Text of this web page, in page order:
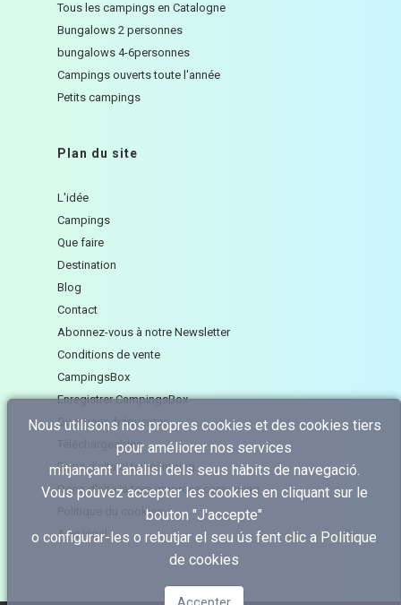
Tous les campings en Catalogne
Bungalows 2 personnes
bungalows 4-6personnes
Campings ouverts toute l'année
Petits campings
Plan du site
L'idée
Campings
Que faire
Destination
Blog
Contact
Abonnez-vous à notre Newsletter
Conditions de vente
CampingsBox
Enregistrer CampingsBox
Questions fréquentes
Téléchargeables
Dona d'alta el teu càmping
Dona d'alta la teva empresa caravaning
Politique du cookies
Avis légal
Nous utilisons nos propres cookies et des cookies tiers
pour améliorer nos services
mitjançant l’anàlisi dels seus hàbits de navegació.
Vous pouvez accepter les cookies en cliquant sur le
bouton "J'accepte"
o configurar-les o rebutjar el seu ús fent clic a Politique
de cookies